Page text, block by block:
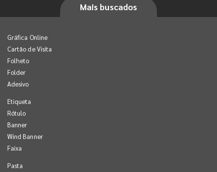
Mais buscados
Gráfica Online
Cartão de Visita
Folheto
Folder
Adesivo
Etiqueta
Rótulo
Banner
Wind Banner
Faixa
Pasta